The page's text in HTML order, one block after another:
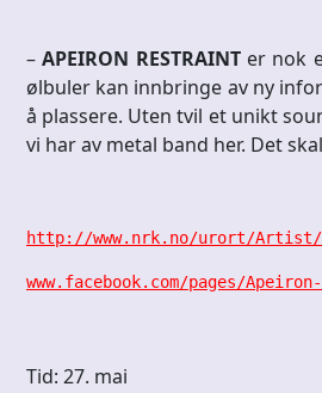
–APEIRON RESTRAINTer nok
ølbuler kan innbringe av ny
å plassere. Uten tvil et unikt
vi har av metal band her. Det
http://www.nrk.no/urort/Artist/
www.facebook.com/pages/
Tid: 27. mai